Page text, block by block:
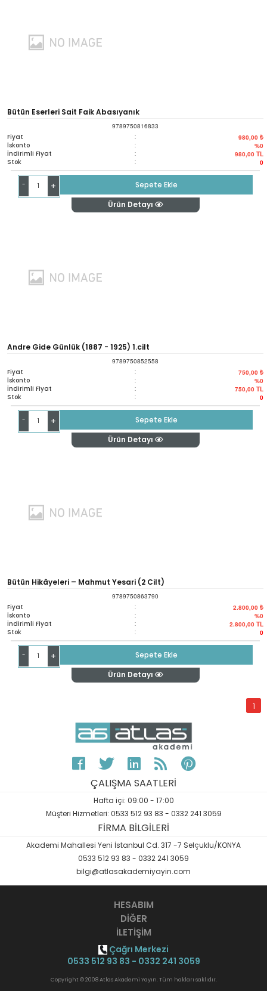
Bütün Eserleri Sait Faik Abasıyanık
9789750816833
Fiyat : 980,00 ₺
İskonto : %0
İndirimli Fiyat : 980,00 TL
Stok : 0
- +
Sepete Ekle
Ürün Detayı
Andre Gide Günlük (1887 - 1925) 1.cilt
9789750852558
Fiyat : 750,00 ₺
İskonto : %0
İndirimli Fiyat : 750,00 TL
Stok : 0
- +
Sepete Ekle
Ürün Detayı
Bütün Hikâyeleri – Mahmut Yesari (2 Cilt)
9789750863790
Fiyat : 2.800,00 ₺
İskonto : %0
İndirimli Fiyat : 2.800,00 TL
Stok : 0
- +
Sepete Ekle
Ürün Detayı
1
ÇALIŞMA SAATLERİ
Hafta içi: 09:00 - 17:00
Müşteri Hizmetleri: 0533 512 93 83 - 0332 241 3059
FİRMA BİLGİLERİ
Akademi Mahallesi Yeni İstanbul Cd. 317 -7 Selçuklu/KONYA
0533 512 93 83 - 0332 241 3059
bilgi@atlasakademiyayin.com
HESABIM
DİĞER
İLETİŞİM
Çağrı Merkezi
0533 512 93 83 - 0332 241 3059
Copyright © 2008 Atlas Akademi Yayın. Tüm hakları saklıdır.